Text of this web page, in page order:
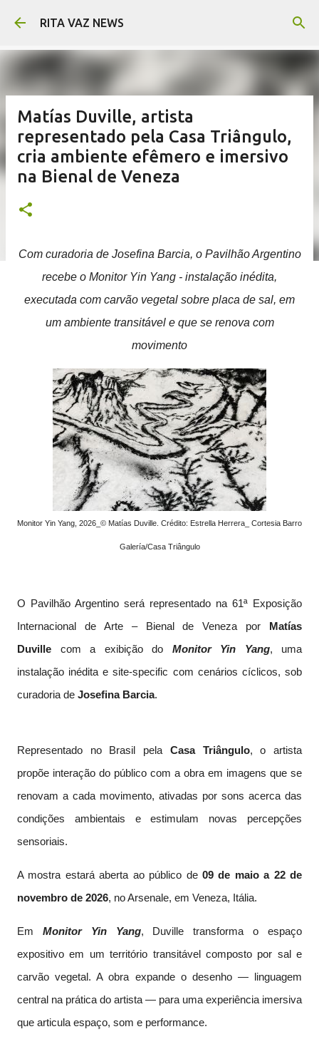
Pular para o conteúdo principal
RITA VAZ NEWS
Matías Duville, artista
representado pela Casa Triângulo,
cria ambiente efêmero e imersivo
na Bienal de Veneza
Com curadoria de Josefina Barcia, o Pavilhão Argentino
recebe o Monitor Yin Yang - instalação inédita,
executada com carvão vegetal sobre placa de sal, em
um ambiente transitável e que se renova com
movimento
Monitor Yin Yang, 2026_© Matías Duville. Crédito: Estrella Herrera_ Cortesia Barro
Galería/Casa Triângulo
O Pavilhão Argentino será representado na 61ª Exposição
Internacional de Arte – Bienal de Veneza por
Matías
Duville com a exibição do Monitor Yin Yang, uma
instalação inédita e site-specific com cenários cíclicos, sob
curadoria de Josefina Barcia.
Representado no Brasil pela Casa Triângulo, o artista
propõe interação do público com a obra em imagens que se
renovam a cada movimento, ativadas por sons acerca das
condições ambientais e estimulam novas percepções
sensoriais.
A mostra estará aberta ao público de 09 de maio a 22 de
novembro de 2026, no Arsenale, em Veneza, Itália.
Em Monitor Yin Yang, Duville transforma o espaço
expositivo em um território transitável composto por sal e
carvão vegetal. A obra expande o desenho — linguagem
central na prática do artista — para uma experiência imersiva
que articula espaço, som e performance.